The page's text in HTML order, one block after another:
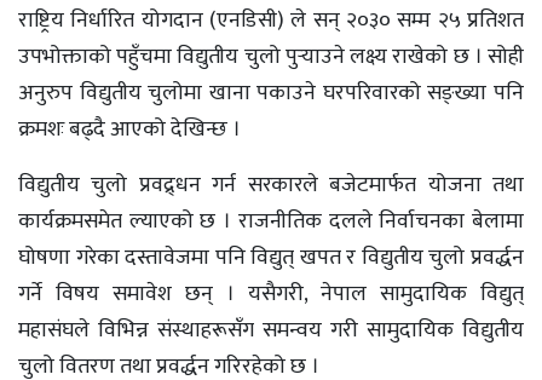
राष्ट्रिय निर्धारित योगदान (एनडिसी) ले सन् २०३० सम्म २५ प्रतिशत
उपभोक्ताको पहुँचमा विद्युतीय चुलो पुर्‍याउने लक्ष्य राखेको छ । सोही
अनुरुप विद्युतीय चुलोमा खाना पकाउने घरपरिवारको सङ्ख्या पनि
क्रमशः बढ्दै आएको देखिन्छ ।
विद्युतीय चुलो प्रवद्र्धन गर्न सरकारले बजेटमार्फत योजना तथा
कार्यक्रमसमेत ल्याएको छ । राजनीतिक दलले निर्वाचनका बेलामा
घोषणा गरेका दस्तावेजमा पनि विद्युत् खपत र विद्युतीय चुलो प्रवर्द्धन
गर्ने विषय समावेश छन् । यसैगरी, नेपाल सामुदायिक विद्युत्
महासंघले विभिन्न संस्थाहरूसँग समन्वय गरी सामुदायिक विद्युतीय
चुलो वितरण तथा प्रवर्द्धन गरिरहेको छ ।